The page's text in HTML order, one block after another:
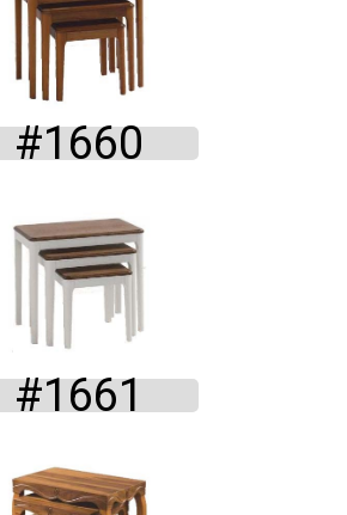
#1660
#1661